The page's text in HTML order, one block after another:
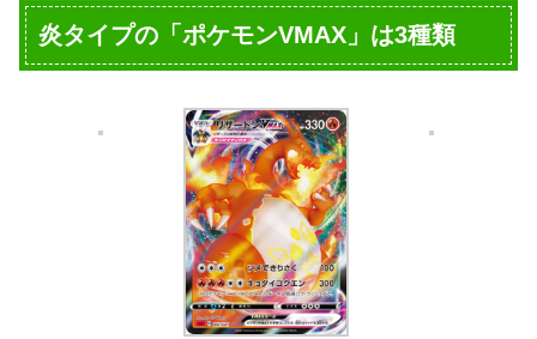
炎タイプの「ポケモンVMAX」は3種類